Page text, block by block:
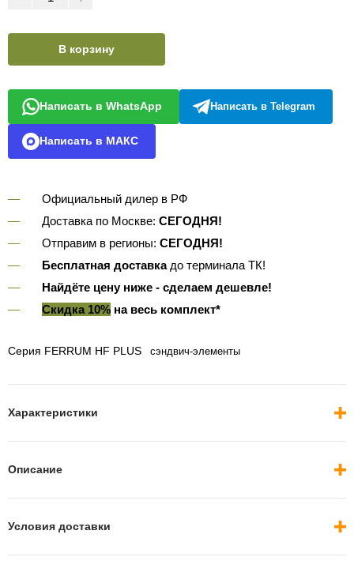
В корзину
Написать в WhatsApp Написать в Telegram
Написать в МАКС
Официальный дилер в РФ
Доставка по Москве: СЕГОДНЯ!
Отправим в регионы: СЕГОДНЯ!
Бесплатная доставкадо терминала ТК!
Найдёте цену ниже - сделаем дешевле!
Скидка 10%на весь комплект*
Серия FERRUM HF PLUS сэндвич-элементы
Характеристики
Описание
Условия доставки